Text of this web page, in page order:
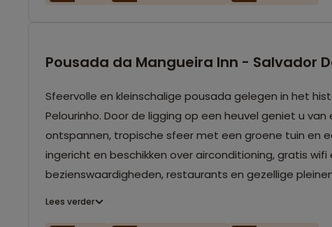
Pousada da Mangueira Inn - Salvador
Sfeervolle en kleinschalige pousada gelegen in het
Pelourinho. Door de ligging op een heuvel geniet u
ontspannen, tropische sfeer met een groene tuin en
ingericht en beschikken over airconditioning, gratis
bezienswaardigheden, restaurants en gezellige
Lees verder